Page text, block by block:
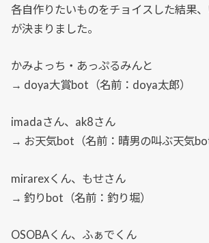
各自作りたいものをチョイスした結果
が決まりました。
かみよっち・あっぷるみんと
→ doya大賞bot（名前：doya太郎）
imadaさん、ak8さん
→ お天気bot（名前：晴男の叫ぶ天気bot
mirarexくん、もせさん
→ 釣りbot（名前：釣り堀）
OSOBAくん、ふぁでくん